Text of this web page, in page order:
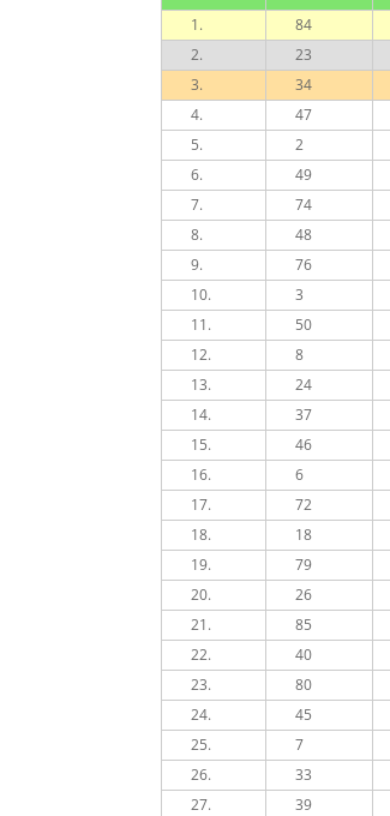
1.
84
2.
23
3.
34
4.
47
5.
2
6.
49
7.
74
8.
48
9.
76
10.
3
11.
50
12.
8
13.
24
14.
37
15.
46
16.
6
17.
72
18.
18
19.
79
20.
26
21.
85
22.
40
23.
80
24.
45
25.
7
26.
33
27.
39